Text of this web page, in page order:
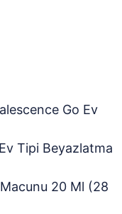
Go Ev
Tipi Beyazlatma
Macunu 20 Ml (28